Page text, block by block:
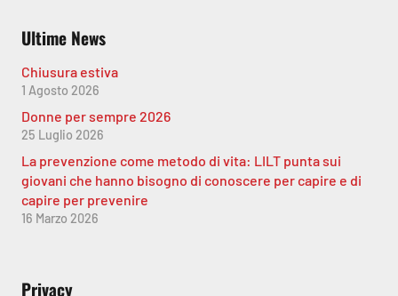
Ultime News
Chiusura estiva
1 Agosto 2026
Donne per sempre 2026
25 Luglio 2026
La prevenzione come metodo di vita: LILT punta sui
giovani che hanno bisogno di conoscere per capire e di
capire per prevenire
16 Marzo 2026
Privacy